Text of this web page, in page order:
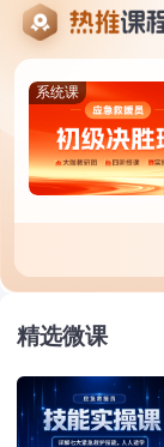
系统课
精选微课